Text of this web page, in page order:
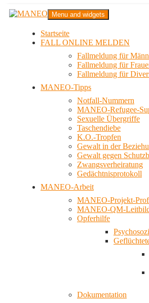
Zum
InhaltMANEO
Das schwule Anti-Gewalt-Projekt in Berlin
Menu and widgets
Startseite
FALL ONLINE MELDEN
Fallmeldung für
Fallmeldung für
Fallmeldung für
MANEO-Tipps
Notfall-Nummern
MANEO-Refugee-
Sexuelle Übergriffe
Taschendiebe
K.O.-Tropfen
Gewalt in der
Gewalt gegen
Zwangsverheiratung
Gedächtnisprotokoll
MANEO-Arbeit
MANEO-Projekt-
MANEO-QM-
Opferhilfe
Dokumentation